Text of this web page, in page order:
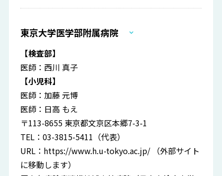
東京大学医学部附属病院
【検査部】
医師：西川 真子
【小児科】
医師：加藤 元博
医師：日高 もえ
〒113-8655 東京都文京区本郷7-3-1
TEL：03-3815-5411（代表）
URL： https://www.h.u-tokyo.ac.jp/ （外部サイト
に移動します）